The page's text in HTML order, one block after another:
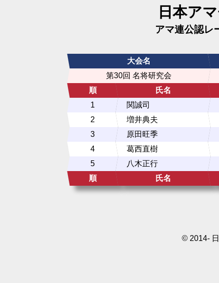
日本ア
アマ連公認レ
大会名
第30回 名将研究会
順
氏名
1
関誠司
2
増井典夫
3
原田旺季
4
葛西直樹
5
八木正行
順
氏名
© 2014-